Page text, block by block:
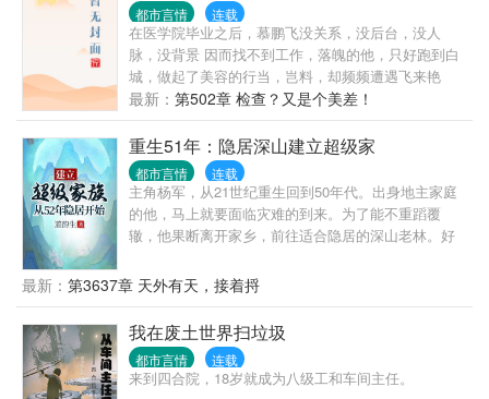
都市言情 连载
在医学院毕业之后，慕鹏飞没关系，没后台，没人
脉，没背景 因而找不到工作，落魄的他，只好跑到白
城，做起了美容的行当，岂料，却频频遭遇飞来艳
福，形形色色的女人闯入了他的生活，从此，慕鹏飞
医生通吃四方美女，金钱、权利尽收囊中......
最新： 第502章 检查？又是个美差！
重生51年：隐居深山建立超级家
都市言情 连载
主角杨军，从21世纪重生回到50年代。出身地主家庭
的他，马上就要面临灾难的到来。为了能不重蹈覆
辙，他果断离开家乡，前往适合隐居的深山老林。好
居地点的路上，他依靠金手指搜集各种物资和学习各
种技能，最终在三国边境隐居生活。建设房屋，饲养
牲畜，种植作物，还要每天烧砖瓦，烧木炭，奇迹般
的建立起了一个庞大的私人庄园。在这个过程中，庄
园里的家人逐渐增多，儿女成群。21世纪后，一个庞
大的家族登上了舞台。本书属于长篇，日常比较多，
最新： 第3637章 天外有天，接着捋
我在废土世界扫垃圾
都市言情 连载
来到四合院，18岁就成为八级工和车间主任。